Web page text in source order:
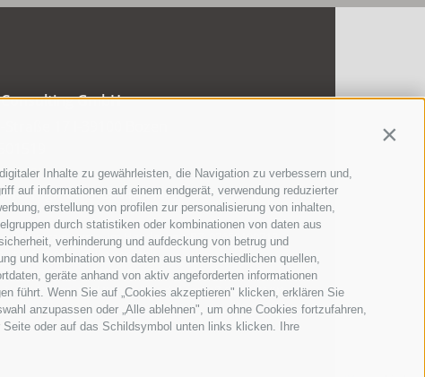
Inhalte zu gewährleisten, die Navigation zu verbessern und,
auf informationen auf einem endgerät, verwendung reduzierter
erstellung von profilen zur personalisierung von inhalten,
durch statistiken oder kombinationen von daten aus
verhinderung und aufdeckung von betrug und
und kombination von daten aus unterschiedlichen quellen,
geräte anhand von aktiv angeforderten informationen
führt. Wenn Sie auf „Cookies akzeptieren" klicken, erklären Sie
anzupassen oder „Alle ablehnen", um ohne Cookies fortzufahren,
oder auf das Schildsymbol unten links klicken. Ihre
GmbH
Eintragungsnr. im Handelsreg. BZ: 02650100213
€ 20.000,- voll eingezahlt
ISO 9001 und ISO 45001
Verwaltungs- und Kontrollmodell gemäß GvD 231/01